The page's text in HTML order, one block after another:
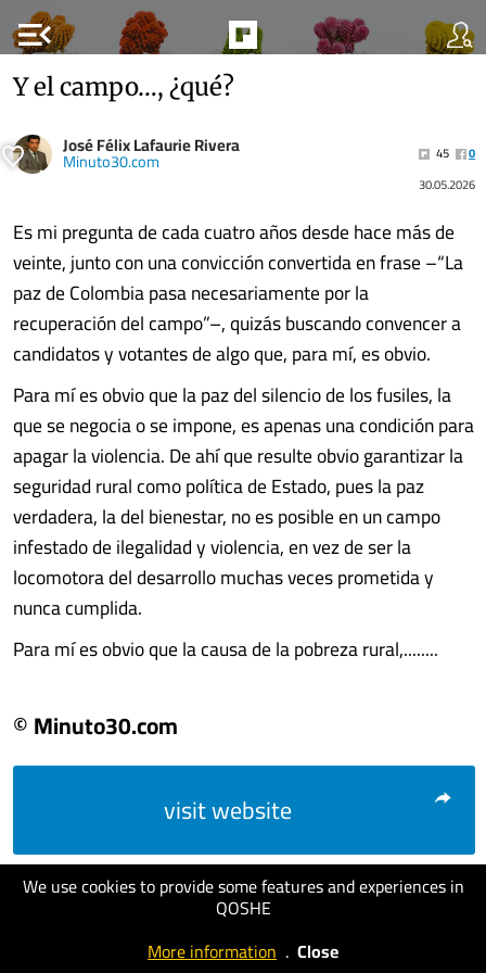
menu_open
We use cookies to provide some features and experiences in
QOSHE
More information . Close
Y el campo…, ¿qué?
José Félix Lafaurie Rivera
Minuto30.com 45
0
30.05.2026
Es mi pregunta de cada cuatro años desde hace más de
veinte, junto con una convicción convertida en frase –“La
paz de Colombia pasa necesariamente por la
recuperación del campo”–, quizás buscando convencer a
candidatos y votantes de algo que, para mí, es obvio.
Para mí es obvio que la paz del silencio de los fusiles, la
que se negocia o se impone, es apenas una condición para
apagar la violencia. De ahí que resulte obvio garantizar la
seguridad rural como política de Estado, pues la paz
verdadera, la del bienestar, no es posible en un campo
infestado de ilegalidad y violencia, en vez de ser la
locomotora del desarrollo muchas veces prometida y
nunca cumplida.
Para mí es obvio que la causa de la pobreza rural,........
© Minuto30.com
visit website